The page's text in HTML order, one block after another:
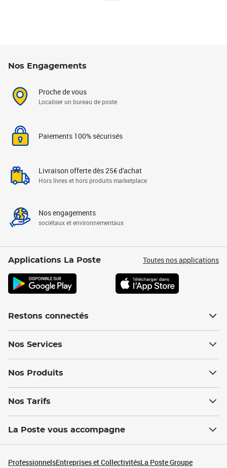
Nos Engagements
Proche de vous
Localiser un bureau de poste
Paiements 100% sécurisés
Livraison offerte dès 25€ d'achat
Hors livres et hors produits marketplace
Nos engagements
sociétaux et environnementaux
Applications La Poste Toutes nos applications
Restons connectés
Nos Services
Nos Produits
Nos Tarifs
La Poste vous accompagne
ProfessionnelsEntreprises et CollectivitésLa Poste Groupe